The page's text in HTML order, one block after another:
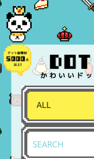
かわいいド